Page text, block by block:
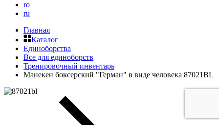
ro
ru
Главная
Каталог
Единоборства
Все для единоборств
Тренировочный инвентарь
Манекен боксерский "Герман" в виде человека 87021BL